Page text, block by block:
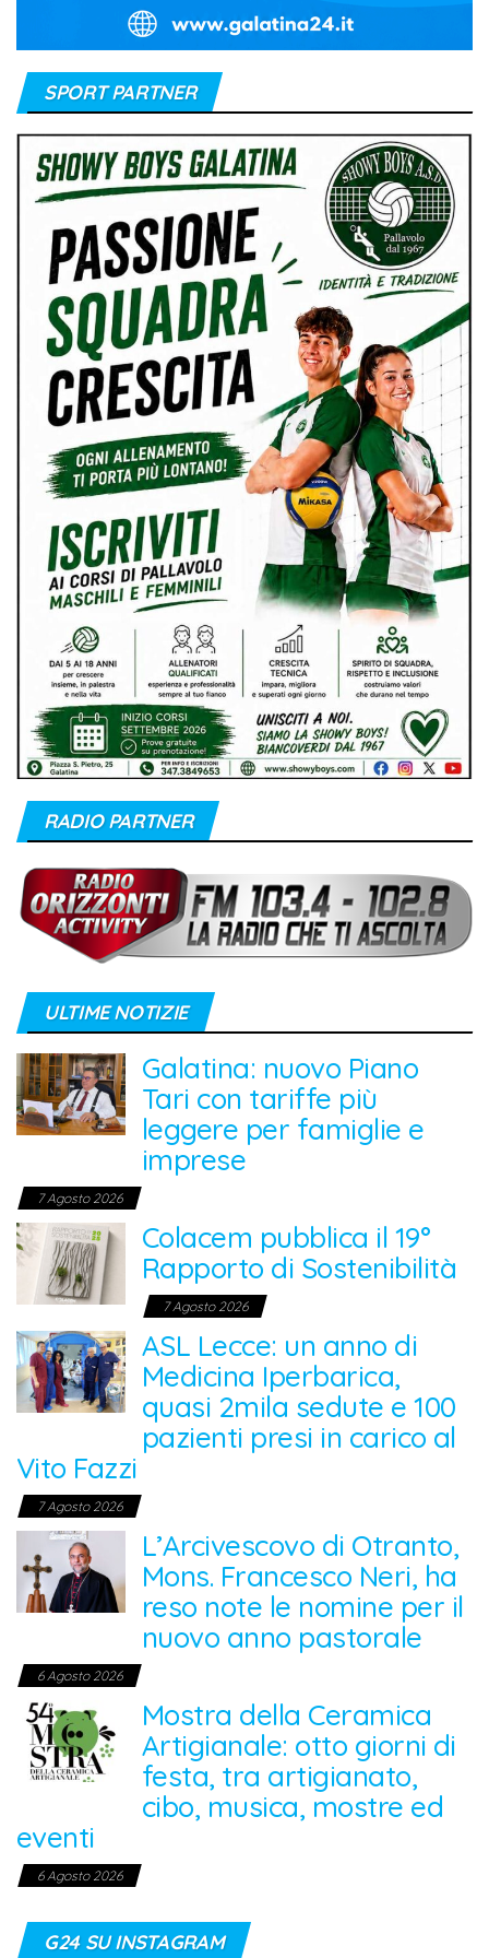
SPORT PARTNER
RADIO PARTNER
ULTIME NOTIZIE
Galatina: nuovo Piano
Tari con tariffe più
leggere per famiglie e
imprese
7 Agosto 2026
Colacem pubblica il 19°
Rapporto di Sostenibilità
7 Agosto 2026
ASL Lecce: un anno di
Medicina Iperbarica,
quasi 2mila sedute e 100
pazienti presi in carico al
Vito Fazzi
7 Agosto 2026
L’Arcivescovo di Otranto,
Mons. Francesco Neri, ha
reso note le nomine per il
nuovo anno pastorale
6 Agosto 2026
Mostra della Ceramica
Artigianale: otto giorni di
festa, tra artigianato,
cibo, musica, mostre ed
eventi
6 Agosto 2026
G24 SU INSTAGRAM